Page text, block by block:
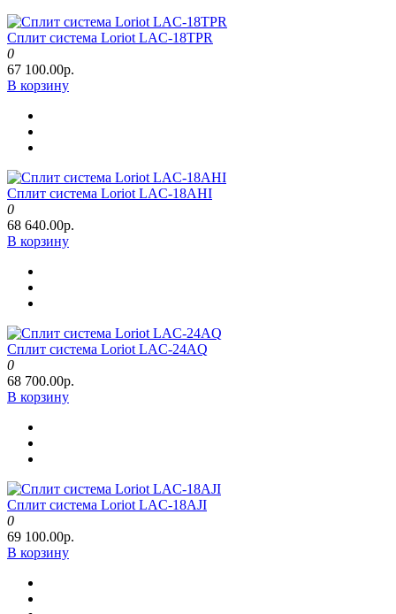
Сплит система Loriot LAC-18TPR
0
67 100.00р.
В корзину
Сплит система Loriot LAC-18AHI
0
68 640.00р.
В корзину
Сплит система Loriot LAC-24AQ
0
68 700.00р.
В корзину
Сплит система Loriot LAC-18AJI
0
69 100.00р.
В корзину